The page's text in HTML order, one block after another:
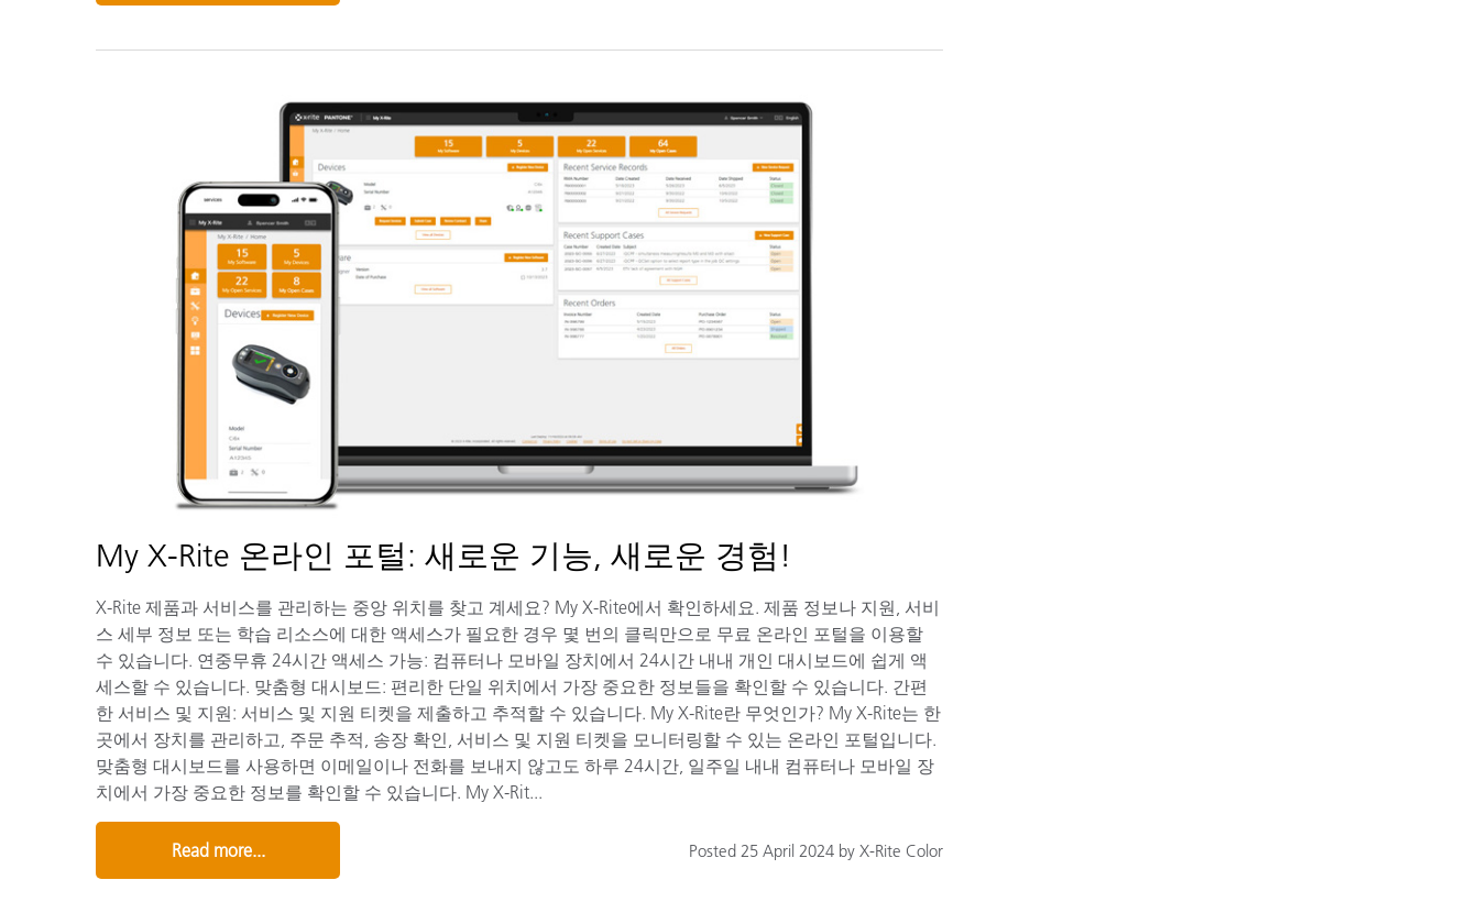
My X-Rite 온라인 포털: 새로운 기능, 새로운 경험!
X-Rite 제품과 서비스를 관리하는 중앙 위치를 찾고 계세요? My X-Rite에서 확인하세요. 제품 정보나 지원, 서비
스 세부 정보 또는 학습 리소스에 대한 액세스가 필요한 경우 몇 번의 클릭만으로 무료 온라인 포털을 이용할
수 있습니다. 연중무휴 24시간 액세스 가능: 컴퓨터나 모바일 장치에서 24시간 내내 개인 대시보드에 쉽게 액
세스할 수 있습니다. 맞춤형 대시보드: 편리한 단일 위치에서 가장 중요한 정보들을 확인할 수 있습니다. 간편
한 서비스 및 지원: 서비스 및 지원 티켓을 제출하고 추적할 수 있습니다. My X-Rite란 무엇인가? My X-Rite는 한
곳에서 장치를 관리하고, 주문 추적, 송장 확인, 서비스 및 지원 티켓을 모니터링할 수 있는 온라인 포털입니다.
맞춤형 대시보드를 사용하면 이메일이나 전화를 보내지 않고도 하루 24시간, 일주일 내내 컴퓨터나 모바일 장
치에서 가장 중요한 정보를 확인할 수 있습니다. My X-Rit...
Read more... Posted 25 April 2024 by X-Rite Color